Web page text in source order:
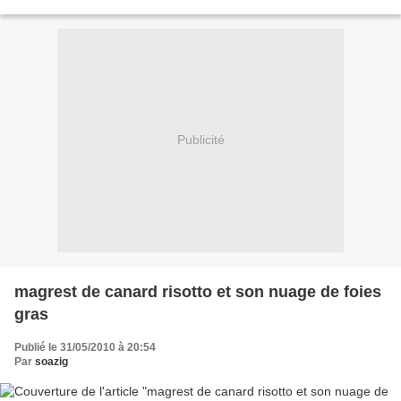
Publicité
magrest de canard risotto et son nuage de foies
gras
Publié le 31/05/2010 à 20:54
Par soazig